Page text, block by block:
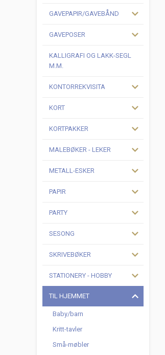
GAVEPAPIR/GAVEBÅND
GAVEPOSER
KALLIGRAFI OG LAKK-SEGL
M.M.
KONTORREKVISITA
KORT
KORTPAKKER
MALEBØKER - LEKER
METALL-ESKER
PAPIR
PARTY
SESONG
SKRIVEBØKER
STATIONERY - HOBBY
TIL HJEMMET
Baby/barn
Kritt-tavler
Små-møbler